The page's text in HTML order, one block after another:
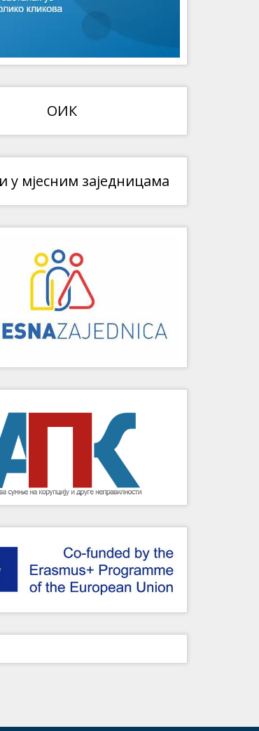
ОИК
у мјесним заједницама